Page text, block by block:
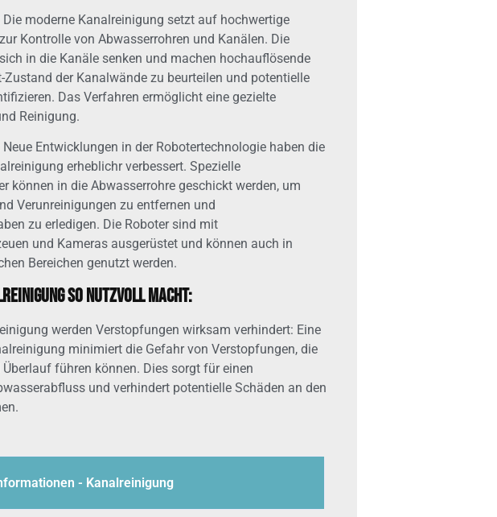
Die moderne Kanalreinigung setzt auf hochwertige
Kontrolle von Abwasserrohren und Kanälen. Die
in die Kanäle senken und machen hochauflösende
Zustand der Kanalwände zu beurteilen und potentielle
Das Verfahren ermöglicht eine gezielte
Reinigung.
Neue Entwicklungen in der Robotertechnologie haben die
erheblichr verbessert. Spezielle
können in die Abwasserrohre geschickt werden, um
Verunreinigungen zu entfernen und
zu erledigen. Die Roboter sind mit
und Kameras ausgerüstet und können auch in
Bereichen genutzt werden.
so nutzvoll macht:
werden Verstopfungen wirksam verhindert: Eine
minimiert die Gefahr von Verstopfungen, die
führen können. Dies sorgt für einen
und verhindert potentielle Schäden an den
- Kanalreinigung